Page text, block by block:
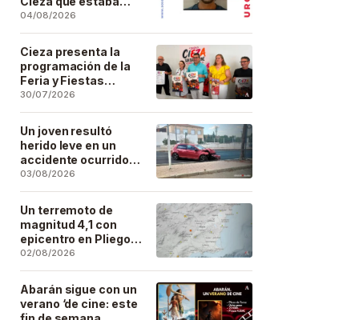
desaparecido desde
el pasado 29 de julio
04/08/2026
Cieza presenta la
programación de la
Feria y Fiestas
Patronales de San
Bartolomé 2026
30/07/2026
Un joven resultó
herido leve en un
accidente ocurrido
este lunes en la
barriada de San José
Artesano
03/08/2026
Un terremoto de
magnitud 4,1 con
epicentro en Pliego
se deja sentir en
buena parte de la
región
02/08/2026
Abarán sigue con un
verano ‘de cine: este